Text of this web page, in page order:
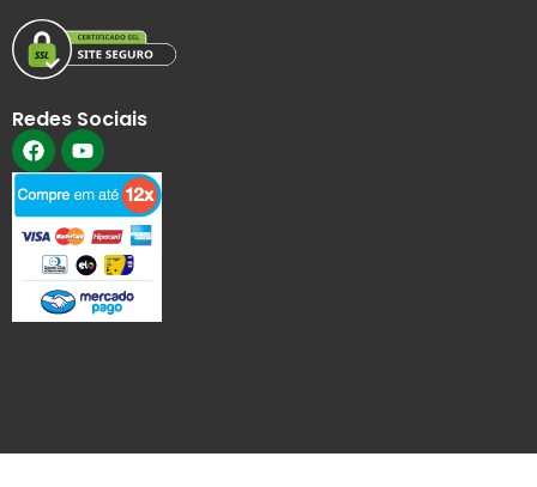
Redes Sociais